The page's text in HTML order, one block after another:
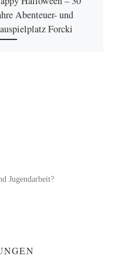
Abenteuer- und
Forcki
Jugendarbeit?